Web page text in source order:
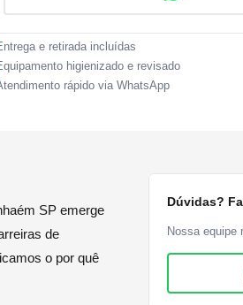
e retirada incluídas
higienizado e revisado
rápido via WhatsApp
SP emerge
de
o por quê
Dúvidas?
Nossa equipe